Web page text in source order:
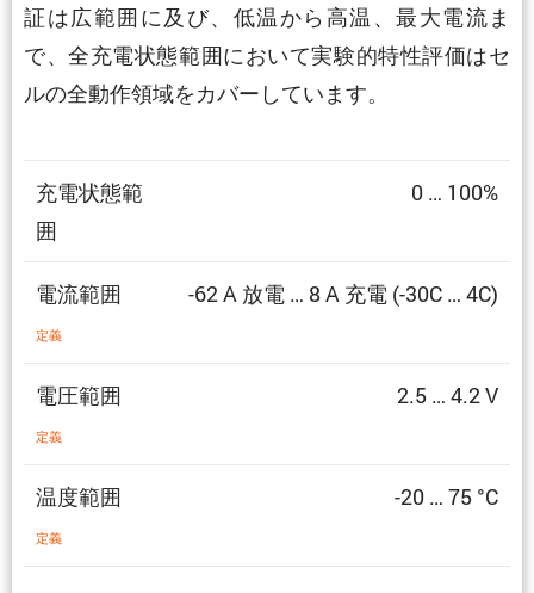
証は広範囲に及び、低温から高温、最大電流ま
で、全充電状態範囲において実験的特性評価はセ
ルの全動作領域をカバーしています。
充電状態範
囲
0 … 100%
電流範囲
定義
-62 A 放電 … 8 A 充電 (-30C … 4C)
電圧範囲
定義
2.5 … 4.2 V
温度範囲
定義
-20 … 75 °C